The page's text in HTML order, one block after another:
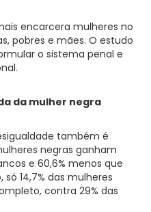
encarcera mulheres no
pobres e mães. O estudo
o sistema penal e
da mulher negra
também é
negras ganham
e 60,6% menos que
14,7% das mulheres
contra 29% das